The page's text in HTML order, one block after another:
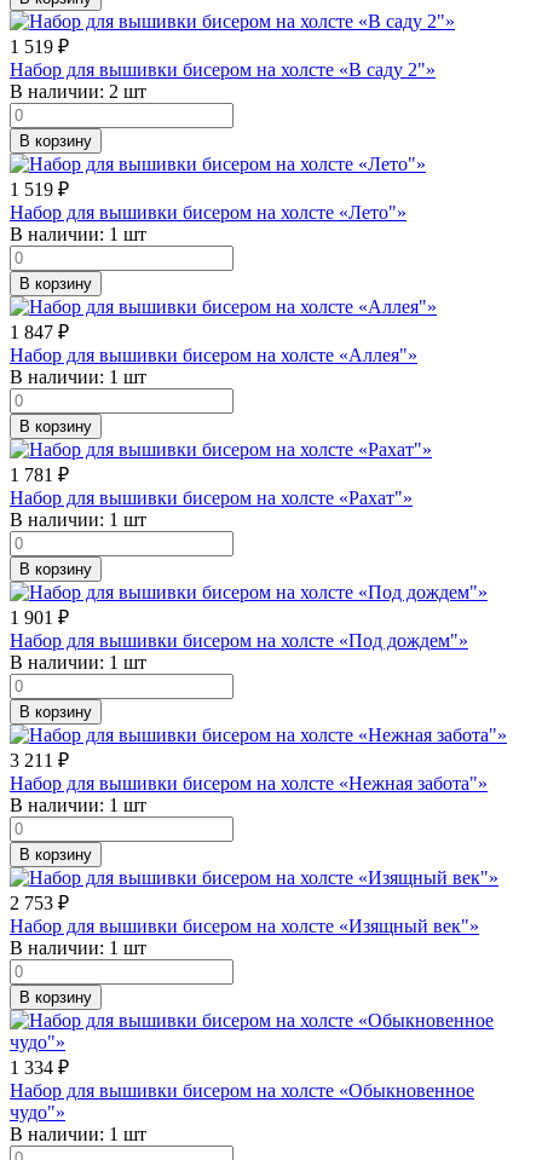
1 519 ₽
Набор для вышивки бисером на холсте «В саду 2"»
В наличии: 2 шт
В корзину
1 519 ₽
Набор для вышивки бисером на холсте «Лето"»
В наличии: 1 шт
В корзину
1 847 ₽
Набор для вышивки бисером на холсте «Аллея"»
В наличии: 1 шт
В корзину
1 781 ₽
Набор для вышивки бисером на холсте «Рахат"»
В наличии: 1 шт
В корзину
1 901 ₽
Набор для вышивки бисером на холсте «Под дождем"»
В наличии: 1 шт
В корзину
3 211 ₽
Набор для вышивки бисером на холсте «Нежная забота"»
В наличии: 1 шт
В корзину
2 753 ₽
Набор для вышивки бисером на холсте «Изящный век"»
В наличии: 1 шт
В корзину
1 334 ₽
Набор для вышивки бисером на холсте «Обыкновенное
чудо"»
В наличии: 1 шт